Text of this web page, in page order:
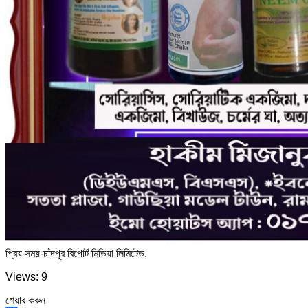
প্রিয় সময়-চাঁদপুর রিপোর্ট মিডিয়া লিমিটেড.
Views: 9
শেয়ার করুন